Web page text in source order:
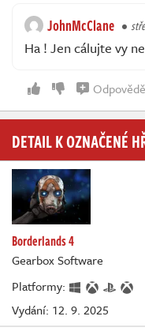
JohnMcClane
Ha ! Jen cálujte vy
DETAIL K OZNAČENÉ
Borderlands 4
Gearbox Software
Platformy:
Vydání: 12. 9. 2025